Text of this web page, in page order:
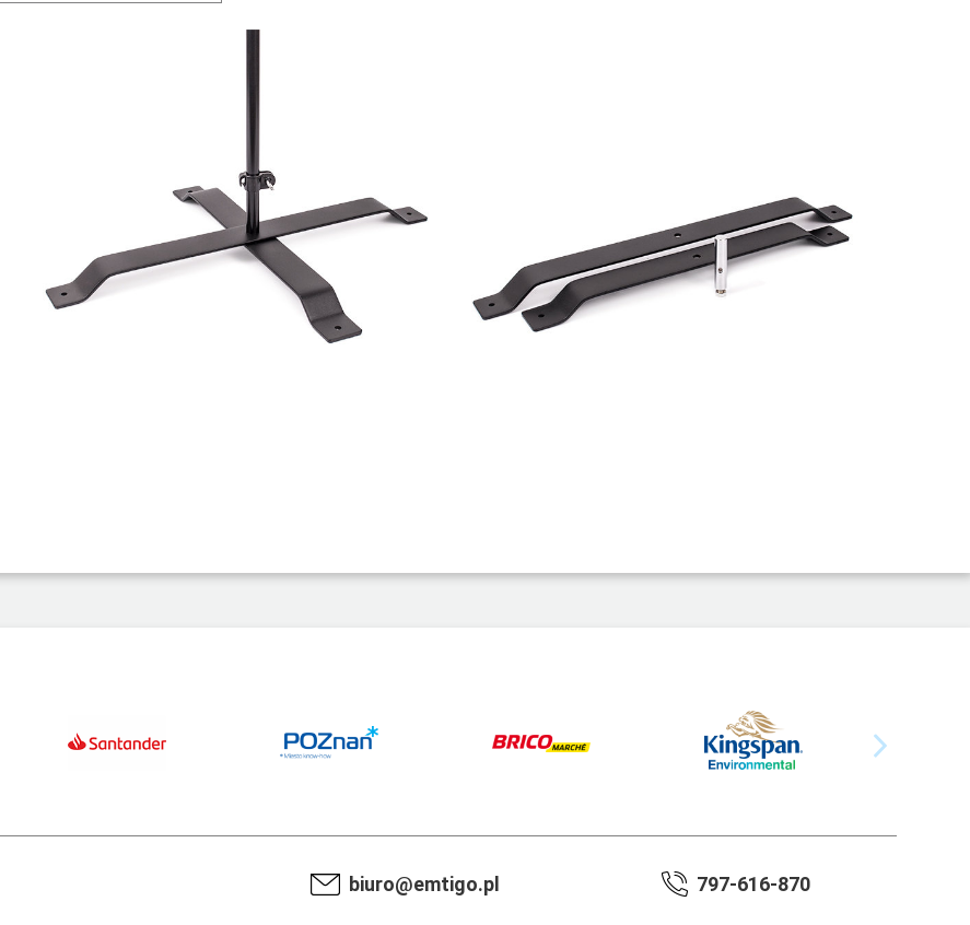
biuro@emtigo.pl 797-616-870